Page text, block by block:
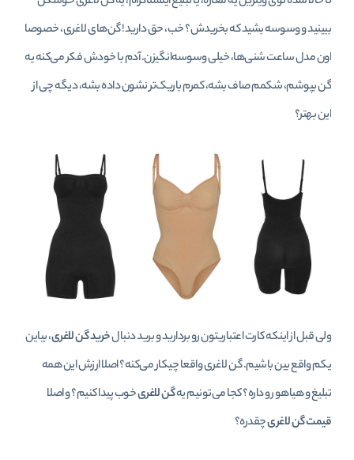
ببینید و وسوسه بشید که بخریدش؟ خب، حق دارید! گن‌های لاغری، خصوصا
اون مدل ساعت شنی‌ها، خیلی وسوسه‌انگیزن. آدم با خودش فکر می‌کنه یه
گن بپوشم، شکمم صاف بشه، کمرم باریک‌تر نشون داده بشه، دیگه چی از
این بهتر؟
ولی قبل از اینکه کارت اعتباریتون رو بردارید و برید دنبالخرید گن لاغری، بیاین
یکم واقع بین باشیم. گن لاغری واقعا چیکار می‌کنه؟ اصلا ارزش این همه
تبلیغ و هیاهو رو داره؟ کجا می‌تونیم یهگن لاغریخوب پیدا کنیم؟ و اصلا
قیمت گن لاغریچقدره؟